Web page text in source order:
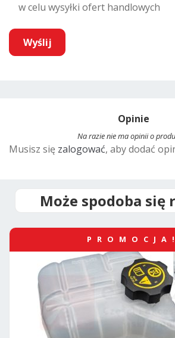
w celu wysyłki ofert handlowych
n
e
Opinie
Na razie nie ma opinii o
Musisz się zalogować, aby dodać
Może spodoba
PROMOCJA!